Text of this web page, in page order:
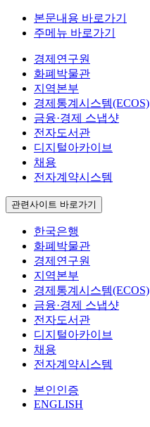
본문내용 바로가기
주메뉴 바로가기
경제연구원
화폐박물관
지역본부
경제통계시스템(ECOS)
금융·경제 스냅샷
전자도서관
디지털아카이브
채용
전자계약시스템
관련사이트 바로가기
한국은행
화폐박물관
경제연구원
지역본부
경제통계시스템(ECOS)
금융·경제 스냅샷
전자도서관
디지털아카이브
채용
전자계약시스템
본인인증
ENGLISH